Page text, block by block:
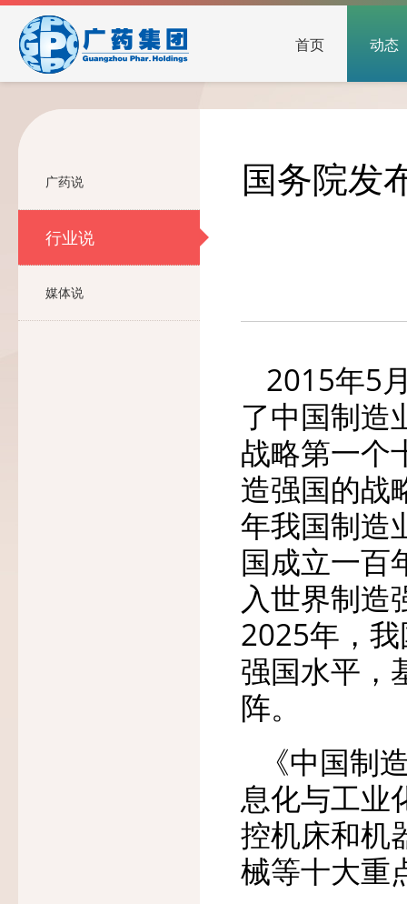
首页 动态
广药说
行业说
媒体说
国务院发
2015年5
了中国制造
战略第一个
造强国的战
年我国制造
国成立一百
入世界制造
2025年，
强国水平，
阵。
《中国制
息化与工业
控机床和机
械等十大重